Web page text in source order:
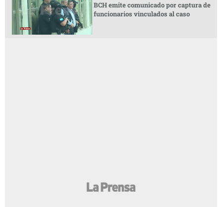
BCH emite comunicado por captura de
funcionarios vinculados al caso